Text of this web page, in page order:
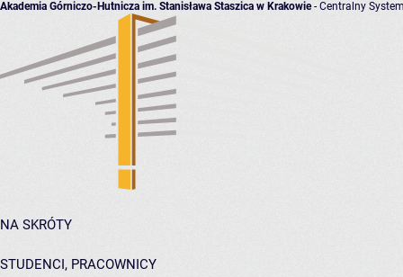
Akademia Górniczo-Hutnicza im. Stanisława Staszica w Krakowie- Centralny
NA SKRÓTY
STUDENCI, PRACOWNICY